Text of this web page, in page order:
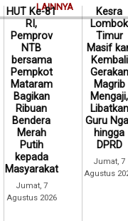
LAINNYA
HUT Ke-81
RI,
Pemprov
NTB
bersama
Pempkot
Mataram
Bagikan
Ribuan
Bendera
Merah
Putih
kepada
Masyarakat
Jumat, 7
Agustus 2026
Kesra
Lombok
Timur
Masif
Kembali
Gerakan
Magrib
Mengaji,
Libatkan
Guru
hingga
DPRD
Jumat, 7
Agustus